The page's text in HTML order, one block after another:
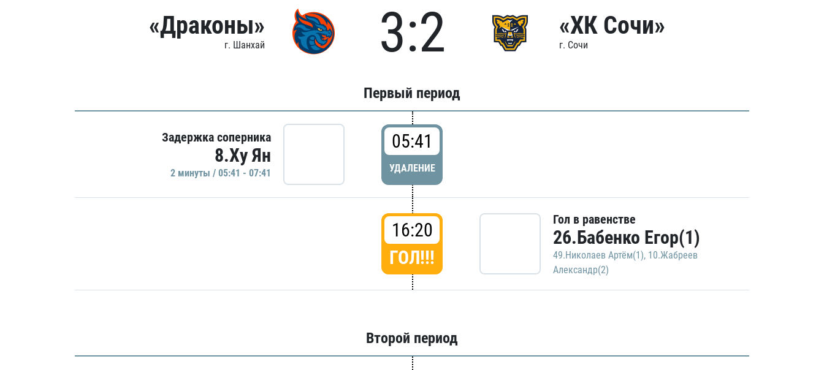
«Драконы»
г. Шанхай 3:2 «ХК Сочи»
г. Сочи
Первый период
Задержка соперника
8.Ху Ян
2 минуты / 05:41 - 07:41
05:41
УДАЛЕНИЕ
16:20
ГОЛ!!!
Гол в равенстве
26.Бабенко Егор(1)
49.Николаев Артём(1), 10.Жабреев
Александр(2)
Второй период